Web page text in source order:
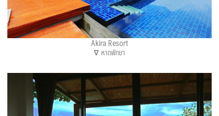
Akira Resort
∇หาดพัทยา